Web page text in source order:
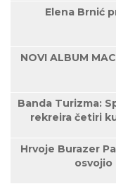
Elena Brnić
NOVI ALBUM
Banda Turizma:
rekreira četiri
Hrvoje Burazer
osvojio